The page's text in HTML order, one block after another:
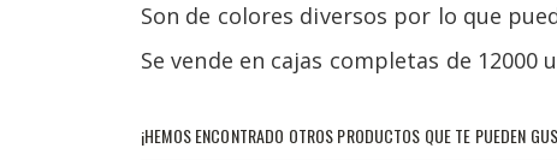
Son de colores diversos por lo que
Se vende en cajas completas de 12000
¡HEMOS ENCONTRADO OTROS PRODUCTOS QUE TE PUEDEN